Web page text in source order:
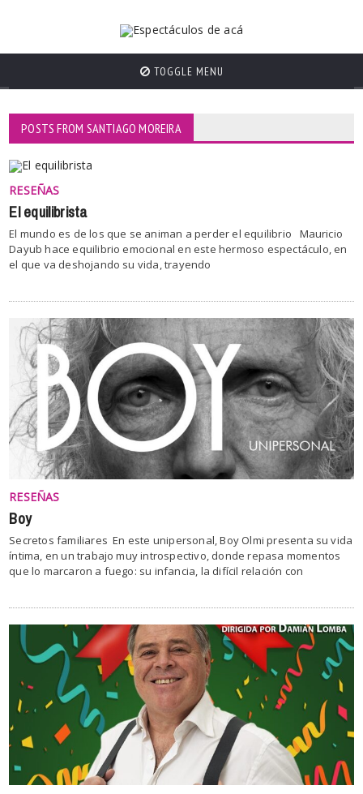
TOGGLE MENU
POSTS FROM SANTIAGO MOREIRA
RESEÑAS
El equilibrista
El mundo es de los que se animan a perder el equilibrio Mauricio
Dayub hace equilibrio emocional en este hermoso espectáculo, en
el que va deshojando su vida, trayendo
RESEÑAS
Boy
Secretos familiares En este unipersonal, Boy Olmi presenta su vida
íntima, en un trabajo muy introspectivo, donde repasa momentos
que lo marcaron a fuego: su infancia, la difícil relación con